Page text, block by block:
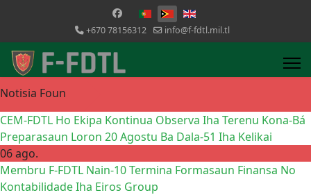
Selecione o seu idioma
+670 78156312 info@f-fdtl.mil.tl
Notisia Foun
CEM-FDTL Ho Ekipa Kontinua Observa Iha Terenu Kona-Bá
Preparasaun Loron 20 Agostu Ba Dala-51 Iha Kelikai
06 ago.
Membru F-FDTL Nain-10 Termina Formasaun Finansa No
Kontabilidade Iha Eiros Group